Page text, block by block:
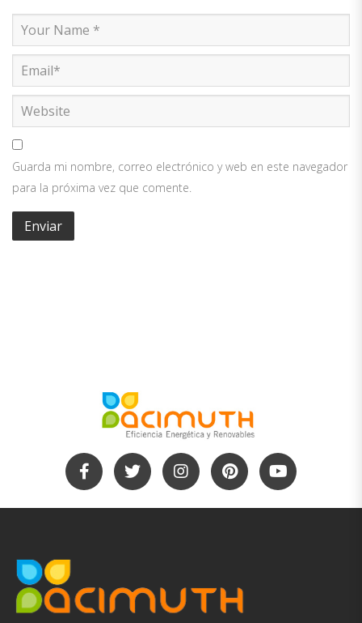
Guarda mi nombre, correo electrónico y web en este navegador
para la próxima vez que comente.